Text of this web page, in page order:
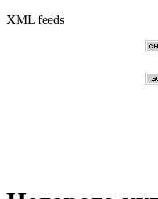
XML feeds